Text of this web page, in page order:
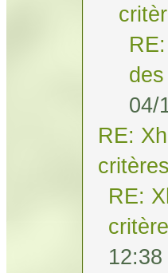
04/
RE:
RE:
12:38